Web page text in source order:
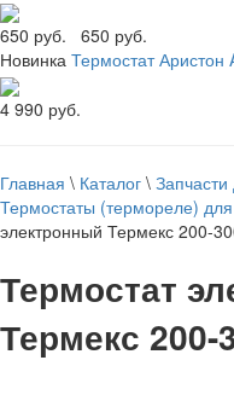
650 руб.
650 руб.
Новинка Термостат Аристон
4 990 руб.
Главная \ Каталог \
Термостаты (термореле)
электронный Термекс 200-
Термостат
Термекс 200-